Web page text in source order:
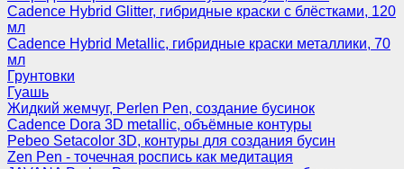
Cadence Hybrid Glitter, гибридные краски с блёстками, 120
мл
Cadence Hybrid Metallic, гибридные краски металлики, 70
мл
Грунтовки
Гуашь
Жидкий жемчуг, Perlen Pen, создание бусинок
Cadence Dora 3D metallic, объёмные контуры
Pebeo Setacolor 3D, контуры для создания бусин
Zen Pen - точечная роспись как медитация